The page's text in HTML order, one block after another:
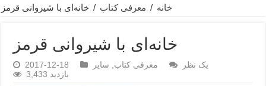
خانه / معرفی کتاب / خانه‌ای با شیروانی قرمز
خانه‌ای با شیروانی قرمز
2017-12-18 معرفی کتاب سایر
یک نظر
3,433 بازدید